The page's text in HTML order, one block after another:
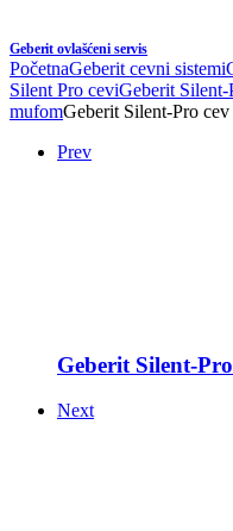
Geberit ovlašćeni servis
PočetnaGeberit cevni sistemi
Silent Pro ceviGeberit Silent-
mufomGeberit Silent-Pro
Prev
Geberit Silent-
Next